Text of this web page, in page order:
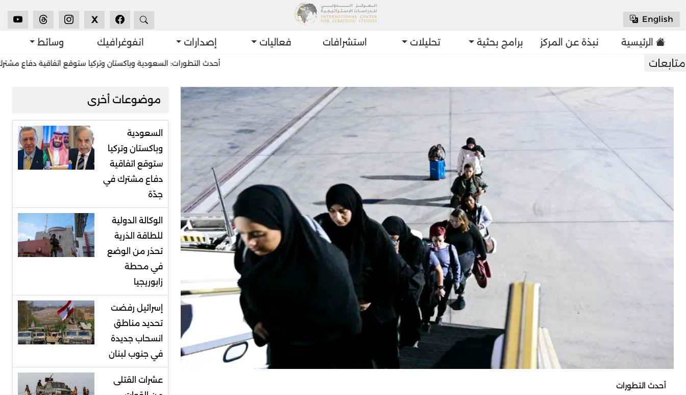
English
X
الرئيسية نبذة عن المركز برامج بحثية تحليلات استشرافات فعاليات إصدارات انفوغرافيك وسائط
أحدث التطورات: السعودية وباكستان وتركيا ستوقع اتفاقية دفاع مشترك في
أحدث التطورات
موضوعات أخرى
السعودية
وباكستان وتركيا
ستوقع اتفاقية
دفاع مشترك في
جدّة
الوكالة الدولية
للطاقة الذرية
تحذر من الوضع
في محطة
زابوريجيا
إسرائيل رفضت
تحديد مناطق
انسحاب جديدة
في جنوب لبنان
عشرات القتلى